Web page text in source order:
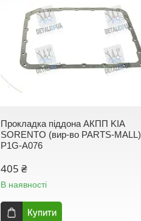
Прокладка піддона АКПП KIA
SORENTO (вир-во PARTS-MALL)
P1G-A076
405 ₴
В наявності
Купити